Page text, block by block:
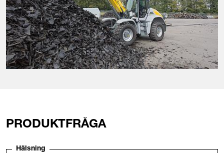
PRODUKTFRÅGA
Hälsning